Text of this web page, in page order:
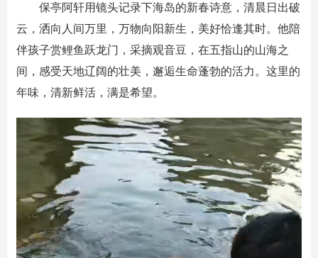
保亭阿轩用镜头记录下海岛的新春诗意，清晨日出破
云，洒向人间万里，万物向阳新生，美好恰逢其时。他陪
伴孩子赏鲤鱼跃龙门，采摘观音豆，在五指山的山海之
间，感受天地辽阔的壮美，邂逅生命蓬勃的活力。这里的
年味，清新鲜活，满是希望。